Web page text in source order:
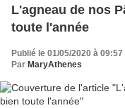
L'agneau de nos
toute l'année
Publié le 01/05/2020 à 09:57
Par MaryAthenes